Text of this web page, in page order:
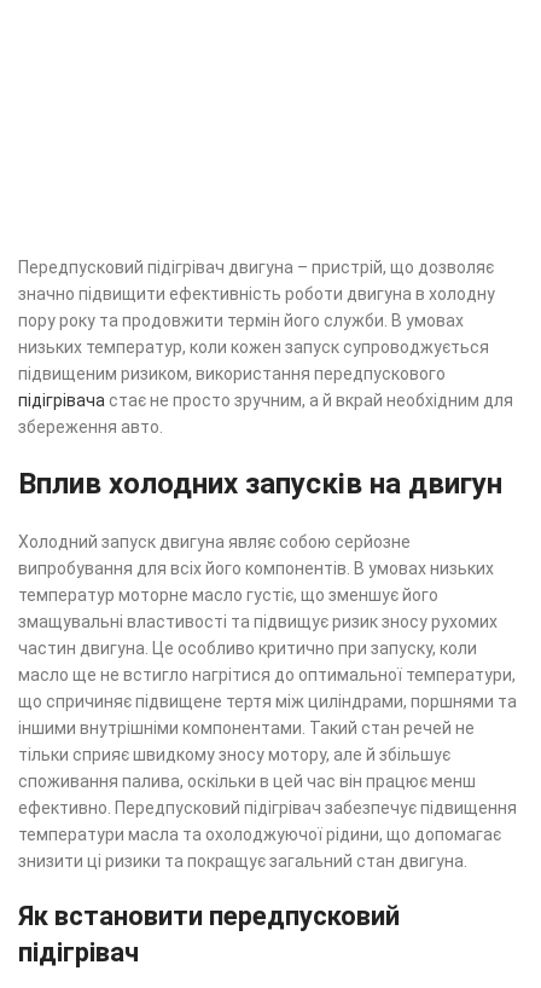
Передпусковий підігрівач двигуна – пристрій, що дозволяє
значно підвищити ефективність роботи двигуна в холодну
пору року та продовжити термін його служби. В умовах
низьких температур, коли кожен запуск супроводжується
підвищеним ризиком, використання передпускового
підігрівача стає не просто зручним, а й вкрай необхідним для
збереження авто.
Вплив холодних запусків на двигун
Холодний запуск двигуна являє собою серйозне
випробування для всіх його компонентів. В умовах низьких
температур моторне масло густіє, що зменшує його
змащувальні властивості та підвищує ризик зносу рухомих
частин двигуна. Це особливо критично при запуску, коли
масло ще не встигло нагрітися до оптимальної температури,
що спричиняє підвищене тертя між циліндрами, поршнями та
іншими внутрішніми компонентами. Такий стан речей не
тільки сприяє швидкому зносу мотору, але й збільшує
споживання палива, оскільки в цей час він працює менш
ефективно. Передпусковий підігрівач забезпечує підвищення
температури масла та охолоджуючої рідини, що допомагає
знизити ці ризики та покращує загальний стан двигуна.
Як встановити передпусковий
підігрівач